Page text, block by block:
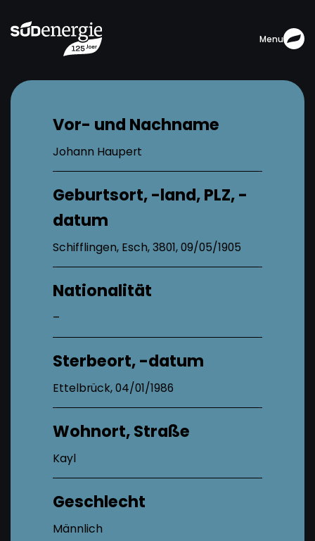
Menu
Vor- und Nachname
Johann Haupert
Geburtsort, -land, PLZ, -
datum
Schifflingen, Esch, 3801, 09/05/1905
Nationalität
–
Sterbeort, -datum
Ettelbrück, 04/01/1986
Wohnort, Straße
Kayl
Geschlecht
Männlich